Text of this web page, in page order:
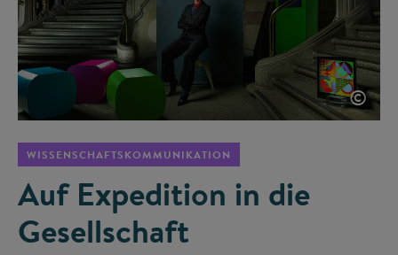
©
WISSENSCHAFTSKOMMUNIKATION
Auf Expedition in die
Gesellschaft